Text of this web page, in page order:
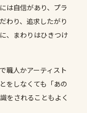
は自信があり、プラ
わり、追求したがり
、まわりはひきつけ
職人かアーティスト
をしなくても「あの
をされることもよく